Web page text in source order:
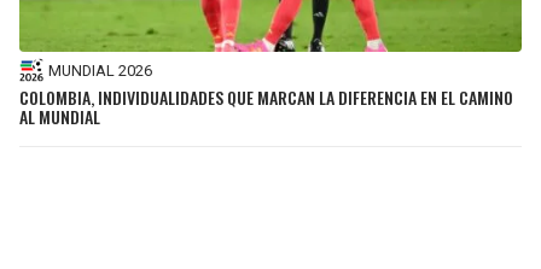
MUNDIAL 2026
COLOMBIA, INDIVIDUALIDADES QUE MARCAN LA DIFERENCIA EN EL CAMINO
AL MUNDIAL